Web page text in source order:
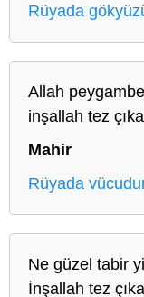
Rüyada
Allah
inşallah tez
Mahir
Rüyada
Ne güzel tabir
İnşallah tez